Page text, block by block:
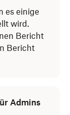
es einige
wird.
Bericht
Bericht
Admins